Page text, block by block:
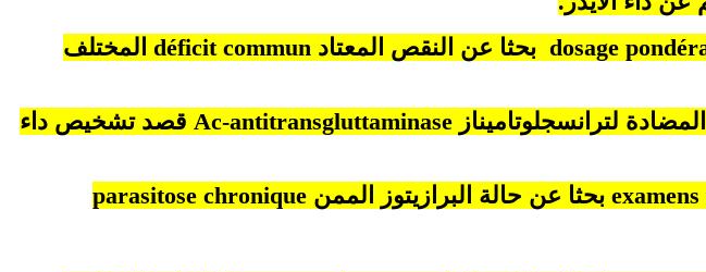
بحثا عن النقص المعتاد déficit commun المختلف
لترانسجلوتاميناز Ac-antitransgluttaminase قصد تشخيص داء
بحثا عن حالة البرازيتوز الممن parasitose chronique